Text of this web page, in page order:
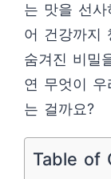
는 맛을 선사
어 건강까지
숨겨진 비밀
연 무엇이
는 걸까요?
Table of